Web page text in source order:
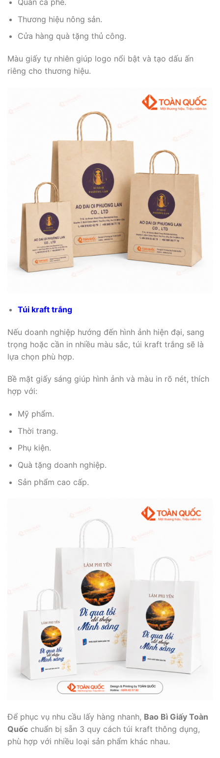
Quán cà phê.
Thương hiệu nông sản.
Cửa hàng quà tặng thủ công.
Màu giấy tự nhiên giúp logo nổi bật và tạo dấu ấn
riêng cho thương hiệu.
Túi kraft trắng
Nếu doanh nghiệp hướng đến hình ảnh hiện đại, sang
trọng hoặc cần in nhiều màu sắc, túi kraft trắng sẽ là
lựa chọn phù hợp.
Bề mặt giấy sáng giúp hình ảnh và màu in rõ nét, thích
hợp với:
Mỹ phẩm.
Thời trang.
Phụ kiện.
Quà tặng doanh nghiệp.
Sản phẩm cao cấp.
Để phục vụ nhu cầu lấy hàng nhanh, Bao Bì Giấy Toàn
Quốc chuẩn bị sẵn 3 quy cách túi kraft thông dụng,
phù hợp với nhiều loại sản phẩm khác nhau.